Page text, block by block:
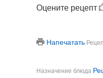
Оцените рецепт
Напечатать
Назначение блюда